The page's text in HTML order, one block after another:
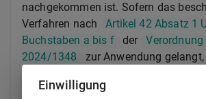
nachgekommen ist. Sofern das
Verfahren nach
Artikel 42 Absatz 1
Buchstaben a bis f
der
Verordnung
2024/1348
zur Anwendung
bereits erteilte Erlaubnis widerrufen
Einwilligung